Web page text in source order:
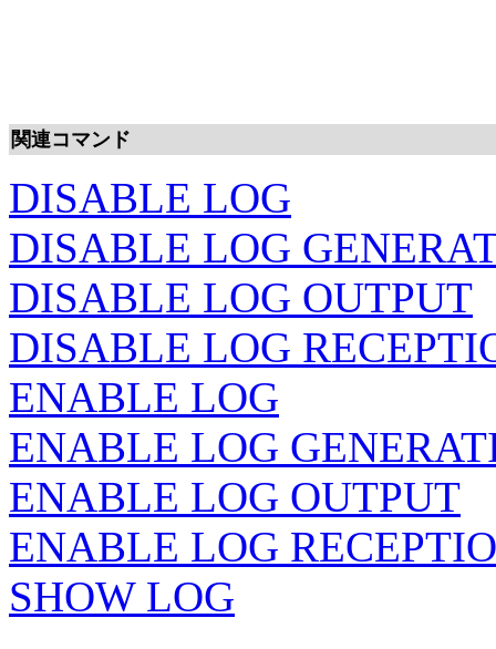
関連コマンド
DISABLE LOG
DISABLE LOG
DISABLE LOG OUTPUT
DISABLE LOG
ENABLE LOG
ENABLE LOG
ENABLE LOG OUTPUT
ENABLE LOG
SHOW LOG